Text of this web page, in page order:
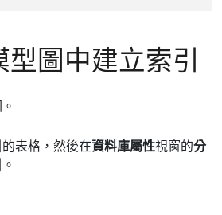
圖中建立索引
表格，然後在資料庫屬性視窗的分